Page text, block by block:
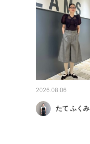
2026.08.06
たて ふくみ